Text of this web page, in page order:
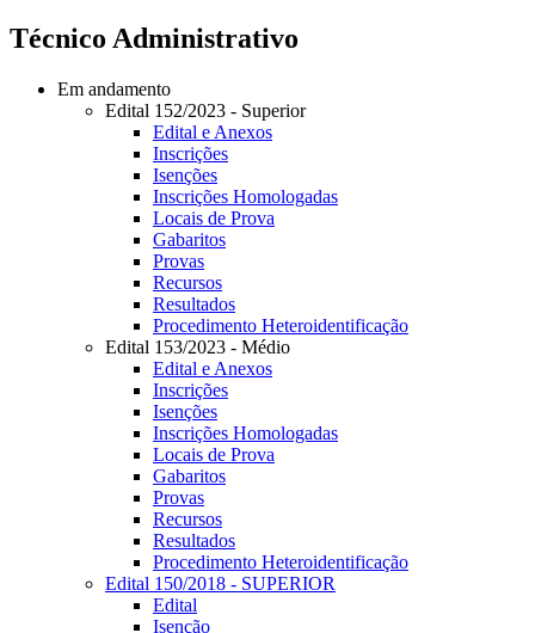
Técnico Administrativo
Em andamento
Edital 152/2023 - Superior
Edital e Anexos
Inscrições
Isenções
Inscrições Homologadas
Locais de Prova
Gabaritos
Provas
Recursos
Resultados
Procedimento Heteroidentificação
Edital 153/2023 - Médio
Edital e Anexos
Inscrições
Isenções
Inscrições Homologadas
Locais de Prova
Gabaritos
Provas
Recursos
Resultados
Procedimento Heteroidentificação
Edital 150/2018 - SUPERIOR
Edital
Isenção